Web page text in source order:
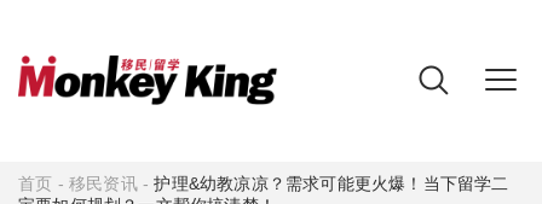
首页 -移民资讯-护理&幼教凉凉？需求可能更火爆！当下留学二